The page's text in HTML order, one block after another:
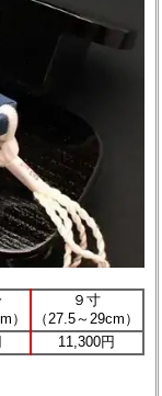
）
９寸
（27.5～29cm）
11,300円